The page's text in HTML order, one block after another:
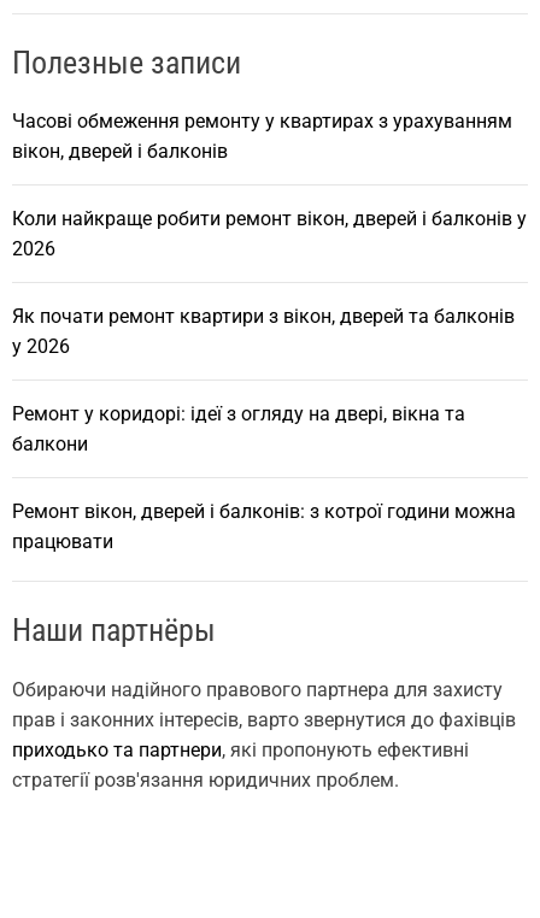
Полезные записи
Часові обмеження ремонту у квартирах з урахуванням
вікон, дверей і балконів
Коли найкраще робити ремонт вікон, дверей і балконів у
2026
Як почати ремонт квартири з вікон, дверей та балконів
у 2026
Ремонт у коридорі: ідеї з огляду на двері, вікна та
балкони
Ремонт вікон, дверей і балконів: з котрої години можна
працювати
Наши партнёры
Обираючи надійного правового партнера для захисту
прав і законних інтересів, варто звернутися до фахівців
приходько та партнери, які пропонують ефективні
стратегії розв'язання юридичних проблем.